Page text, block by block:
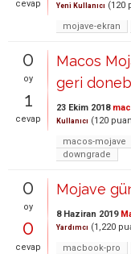
cevap Yeni Kullanıcı (120
mojave-ekran
0
oy
1
cevap
Macos
geri
23 Ekim 2018
Kullanıcı (120
macos-mojave
downgrade
0
oy
0
cevap
Mojave
8 Haziran 2019
Yardımcı (1,220
macbook-pro